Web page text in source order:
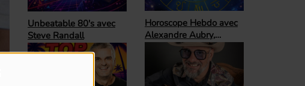
Horoscope Hebdo avec
Alexandre Aubry,
astrologue
Ready For The
Weekend